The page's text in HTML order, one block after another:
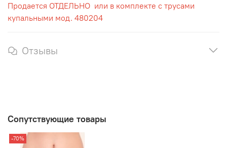
Продается ОТДЕЛЬНО или в комплекте с трусами
купальными мод. 480204
Отзывы
Сопутствующие товары
-70%